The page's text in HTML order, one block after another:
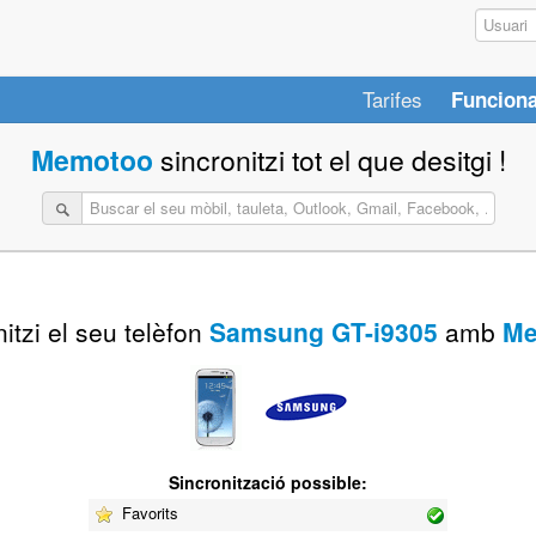
Tarifes
Memotoo sincronitzi tot el que desitgi !
el seu telèfon Samsung GT-i9305 amb
Sincronització possible:
Favorits